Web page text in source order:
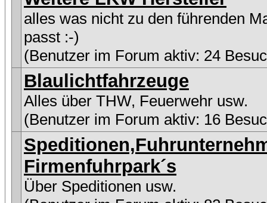
alles was nicht zu den führenden
passt :-)
(Benutzer im Forum aktiv: 24
Blaulichtfahrzeuge
Alles über THW, Feuerwehr usw.
(Benutzer im Forum aktiv: 16
Firmenfuhrpark´s
Über Speditionen usw.